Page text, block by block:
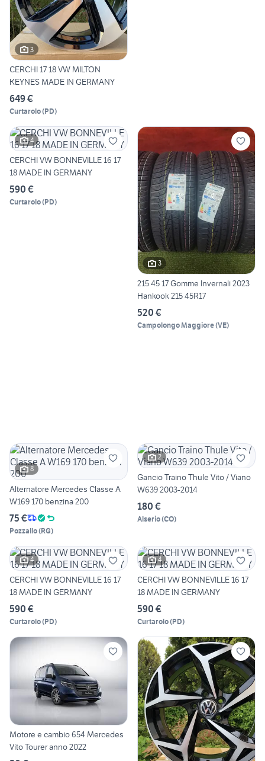
3
CERCHI 17 18 VW MILTON
KEYNES MADE IN GERMANY
649 €
Curtarolo(PD)
4
CERCHI VW BONNEVILLE 16 17
18 MADE IN GERMANY
590 €
Curtarolo(PD)
3
215 45 17 Gomme Invernali 2023
Hankook 215 45R17
520 €
Campolongo Maggiore(VE)
8
Alternatore Mercedes Classe A
W169 170 benzina 200
75 €
Pozzallo(RG)
2
Gancio Traino Thule Vito / Viano
W639 2003-2014
180 €
Alserio(CO)
4
CERCHI VW BONNEVILLE 16 17
18 MADE IN GERMANY
590 €
Curtarolo(PD)
4
CERCHI VW BONNEVILLE 16 17
18 MADE IN GERMANY
590 €
Curtarolo(PD)
Motore e cambio 654 Mercedes
Vito Tourer anno 2022